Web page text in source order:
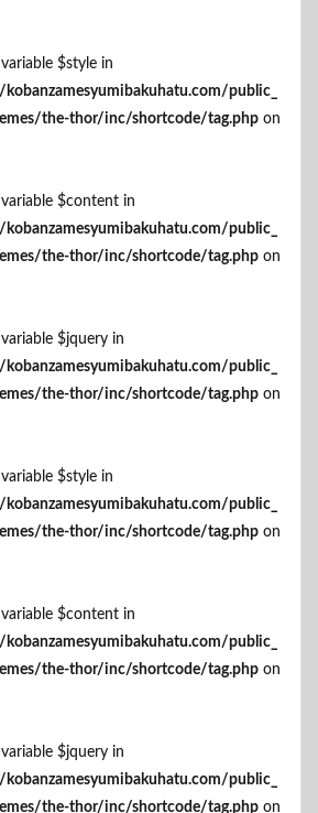
$style in
public_
the-thor/inc/shortcode/tag.php on
$content in
public_
the-thor/inc/shortcode/tag.php on
$jquery in
public_
the-thor/inc/shortcode/tag.php on
$style in
public_
the-thor/inc/shortcode/tag.php on
$content in
public_
the-thor/inc/shortcode/tag.php on
$jquery in
public_
the-thor/inc/shortcode/tag.php on